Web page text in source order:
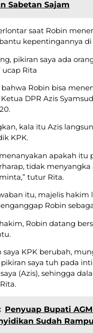
Sabetan Sajam
saat Robin
kepentingannya di
pikiran saya ada
ucap Rita
Robin bisa
DPR Azis
kala itu Azis
KPK.
apakah itu
tidak
tutur Rita.
itu, majelis
Robin
Robin datang
saya KPK berubah,
saya tuh pada
(Azis), sehingga
Penyuap Bupati
Sudah